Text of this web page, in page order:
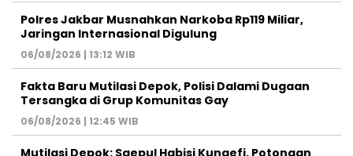
Polres Jakbar Musnahkan Narkoba Rp119 Miliar,
Jaringan Internasional Digulung
06/08/2026 | 13:12 WIB
Fakta Baru Mutilasi Depok, Polisi Dalami Dugaan
Tersangka di Grup Komunitas Gay
06/08/2026 | 12:45 WIB
Mutilasi Depok: Saepul Habisi Kunaefi, Potongan